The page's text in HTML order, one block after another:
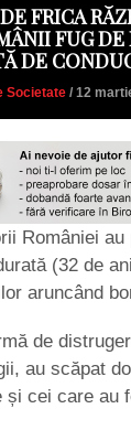
FRICA
FUG DE
DE
Societate/ 12
României au
(32 de
aruncând
de
au scăpat
și cei care au